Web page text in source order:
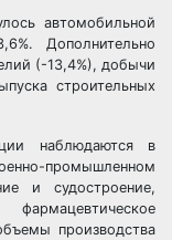
автомобильной
Дополнительно
(-13,4%), добычи
строительных
наблюдаются в
промышленном
и судостроение,
производства